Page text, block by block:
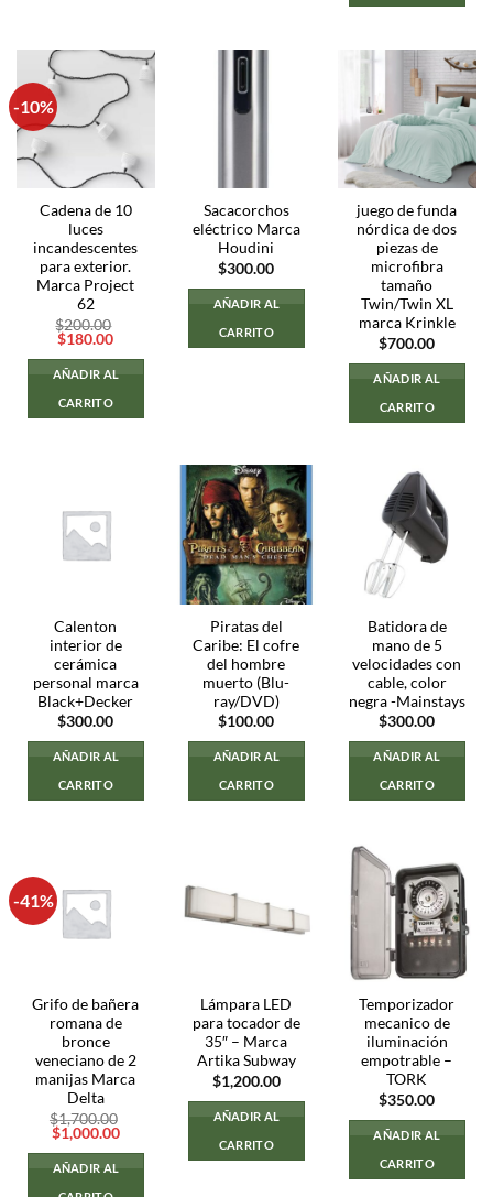
-10%
Cadena de 10
luces
incandescentes
para exterior.
Marca Project
62
$200.00
El
original
era:
$200.00.
$180.00El
actual
es:
AÑADIR AL
CARRITO
Sacacorchos
eléctrico Marca
Houdini
$300.00
AÑADIR AL
CARRITO
juego de funda
nórdica de dos
piezas de
microfibra
tamaño
Twin/Twin XL
marca Krinkle
$700.00
AÑADIR AL
CARRITO
Calenton
interior de
cerámica
personal marca
Black+Decker
$300.00
AÑADIR AL
CARRITO
Piratas del
Caribe: El cofre
del hombre
muerto (Blu-
ray/DVD)
$100.00
AÑADIR AL
CARRITO
Batidora de
mano de 5
velocidades con
cable, color
negra -Mainstays
$300.00
AÑADIR AL
CARRITO
-41%
Grifo de bañera
romana de
bronce
veneciano de 2
manijas Marca
Delta
$1,700.00
El
precio
original
era:
$1,700.00.
$1,000.00El
es:
AÑADIR AL
Lámpara LED
para tocador de
35″ – Marca
Artika Subway
$1,200.00
AÑADIR AL
CARRITO
Temporizador
mecanico de
iluminación
empotrable –
TORK
$350.00
AÑADIR AL
CARRITO